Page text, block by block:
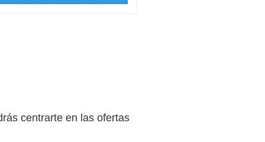
centrarte en las ofertas